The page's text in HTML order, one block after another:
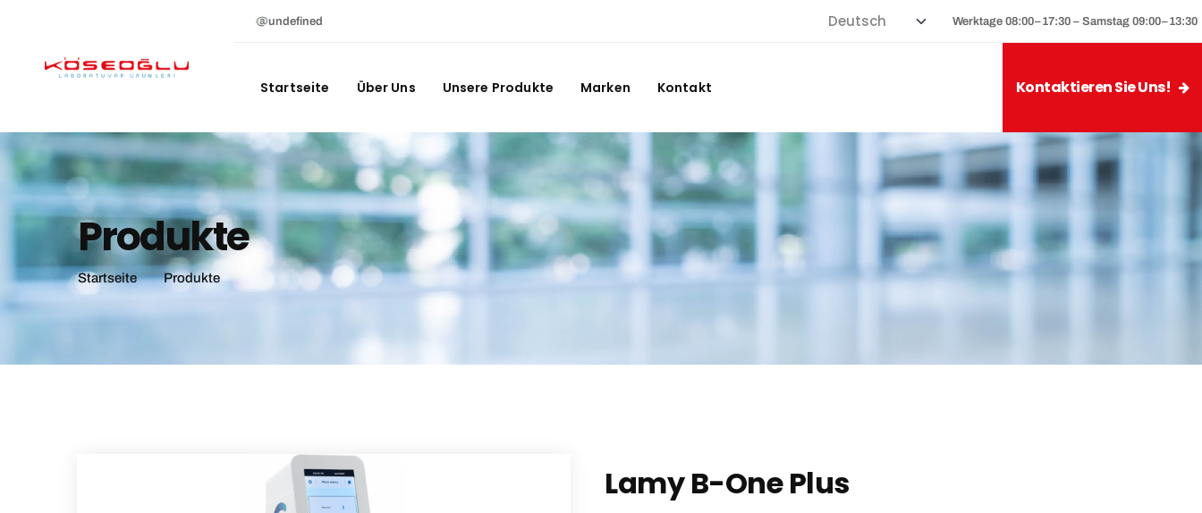
undefined Werktage 08:00–17:30 – Samstag 09:00–13:30
Startseite Über Uns Unsere Produkte Marken Kontakt Kontaktieren Sie Uns!
Produkte
Startseite Produkte
Lamy B-One Plus